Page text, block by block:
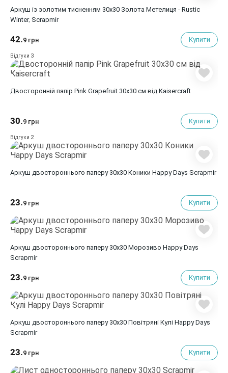
Аркуш із золотим тисненням 30x30 Золота Метелиця - Rustic
Winter, Scrapmir
42.9 грн Купити
Відгуки 3
Двосторонній папір Pink Grapefruit 30х30 см від Kaisercraft
30.9 грн Купити
Відгуки 2
Аркуш двостороннього паперу 30x30 Коники Happy Days Scrapmir
23.9 грн Купити
Аркуш двостороннього паперу 30x30 Морозиво Happy Days
Scrapmir
23.9 грн Купити
Аркуш двостороннього паперу 30x30 Повітряні Кулі Happy Days
Scrapmir
23.9 грн Купити